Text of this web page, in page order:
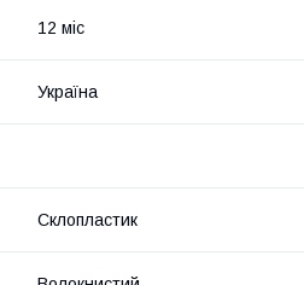
12 міс
Україна
Склопластик